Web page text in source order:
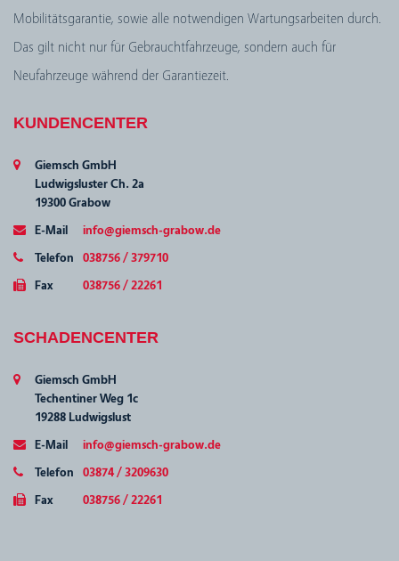
Mobilitätsgarantie, sowie alle notwendigen Wartungsarbeiten durch.
Das gilt nicht nur für Gebrauchtfahrzeuge, sondern auch für
Neufahrzeuge während der Garantiezeit.
KUNDENCENTER
Giemsch GmbH
Ludwigsluster Ch. 2a
19300 Grabow
E-Mail
info@giemsch-grabow.de
Telefon
038756 / 379710
Fax
038756 / 22261
SCHADENCENTER
Giemsch GmbH
Techentiner Weg 1c
19288 Ludwigslust
E-Mail
info@giemsch-grabow.de
Telefon
03874 / 3209630
Fax
038756 / 22261